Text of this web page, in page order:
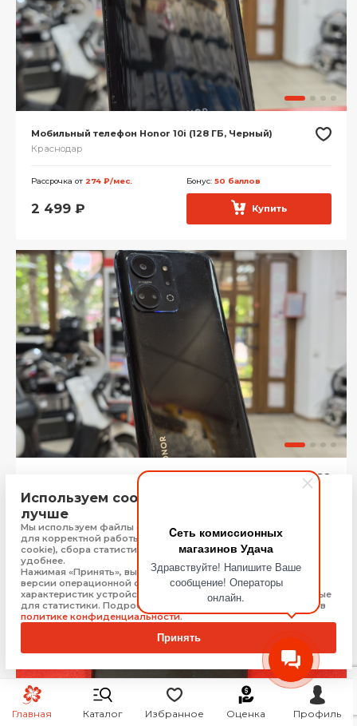
Cеть комиссионных
магазинов Удача
Здравствуйте! Напишите Ваше
сообщение! Операторы
онлайн.
Главная Каталог Избранное Оценка Профиль
Мобильный телефон Honor 10i (128 ГБ, Черный)
Краснодар
Рассрочка от 274 ₽/мес. Бонус: 50 баллов
2 499 ₽ Купить
Мобильный телефон Honor X7a (128 ГБ, Черный)
Краснодар
Рассрочка от548 ₽/мес.
4 999₽ Купить
Используем cookie, чтобы сайт работал
лучше
Мы используем файлы cookie, Яндекс Метрику и 1С-Битрикс
для корректной работы сайта (технически необходимые
cookie), сбора статистики, чтобы сайт работал быстрее и
удобнее.
Нажимая «Принять», вы соглашаетесь на обработку: типа,
версии операционной системы и браузера, технических
характеристик устройства, технические данные, необходимые
для статистики. Подробную информацию Вы можете найти в
политике конфиденциальности.
Принять